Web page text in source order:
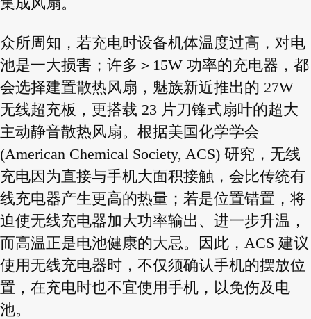
集成风扇。
众所周知，若充电时设备机体温度过高，对电
池是一大损害；许多＞15W 功率的充电器，都
会选择建置散热风扇，魅族新近推出的 27W
无线超充板，更搭载 23 片刀锋式扇叶的超大
主动静音散热风扇。根据美国化学学会
(American Chemical Society, ACS) 研究，无线
充电因为直接与手机大面积接触，会比传统有
线充电器产生更高的热量；若是位置错置，将
迫使无线充电器加大功率输出、进一步升温，
而高温正是电池健康的大忌。因此，ACS 建议
使用无线充电器时，不仅须确认手机的摆放位
置，在充电时也不宜使用手机，以免伤及电
池。